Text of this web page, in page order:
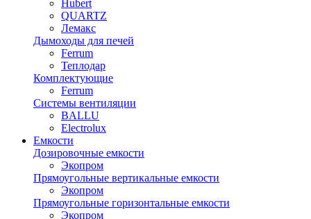
Hubert
QUARTZ
Лемакс
Дымоходы для печей
Ferrum
Теплодар
Комплектующие
Ferrum
Системы вентиляции
BALLU
Electrolux
Емкости
Дозировочные емкости
Экопром
Прямоугольные вертикальные емкости
Экопром
Прямоугольные горизонтальные емкости
Экопром